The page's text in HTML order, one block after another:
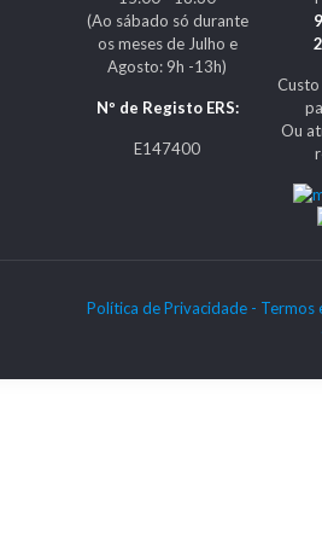
(Ao sábado só durante
os meses de Julho e
Agosto: 9h -13h)
Nº de Registo ERS:
E147400
Ou
Política de Privacidade - Termos